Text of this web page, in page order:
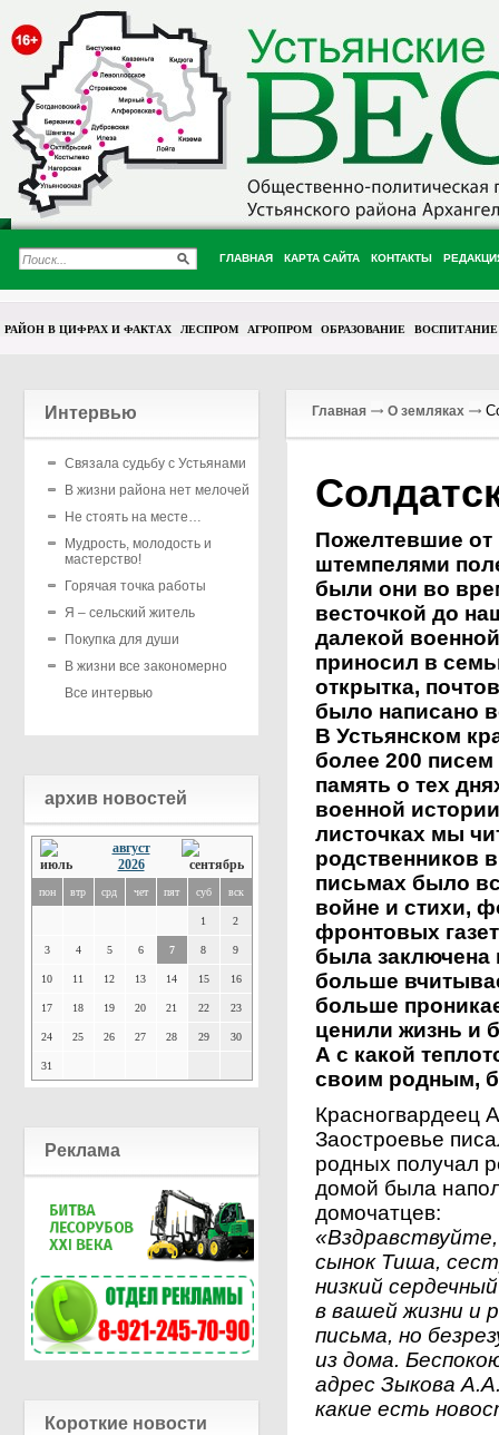
ГЛАВНАЯ КАРТА САЙТА КОНТАКТЫ
РАЙОН В ЦИФРАХ И ФАКТАХ ЛЕСПРОМ АГРОПРОМ ОБРАЗОВАНИЕ ВОСПИТАНИЕ
Интервью
Связала судьбу с Устьянами
В жизни района нет мелочей
Не стоять на месте…
Мудрость, молодость и
мастерство!
Горячая точка работы
Я – сельский житель
Покупка для души
В жизни все закономерно
Все интервью
архив новостей
август
2026
пон втр срд чет пят суб вск
1 2
3 4 5 6 7 8 9
10 11 12 13 14 15 16
17 18 19 20 21 22 23
24 25 26 27 28 29 30
31
Реклама
Короткие новости
Главная О земляках
Пожелтевшие от
штемпелями
были они во
весточкой до
далекой
приносил в
открытка,
было написано
В Устьянском
более 200
память о тех
военной
листочках мы
родственников
письмах было
войне и стихи,
фронтовых
была заключена
больше
больше
ценили жизнь и
А с какой
своим родным,
Красногвардеец
Заостроевье
родных получал
домой была
домочатцев:
сынок Тиша,
низкий
в вашей жизни и
письма, но
из дома.
адрес Зыкова
какие есть